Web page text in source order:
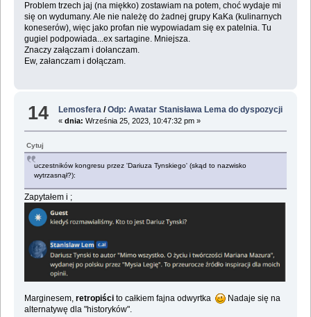
Problem trzech jaj (na miękko) zostawiam na potem, choć wydaje mi
się on wydumany. Ale nie należę do żadnej grupy KaKa (kulinarnych
koneserów), więc jako profan nie wypowiadam się ex patelnia. Tu
gugiel podpowiada...ex sartagine. Mniejsza.
Znaczy załączam i dołanczam.
Ew, załanczam i dołączam.
14 Lemosfera /Odp: Awatar Stanisława Lema do dyspozycji
«dnia: Września 25, 2023, 10:47:32 pm »
Cytuj
uczestników kongresu przez 'Dariuza Tynskiego' (skąd to nazwisko
wytrzasnął?):
Zapytałem i ;
Marginesem, retropiści to całkiem fajna odwyrtka
Nadaje się na
alternatywę dla "historyków".